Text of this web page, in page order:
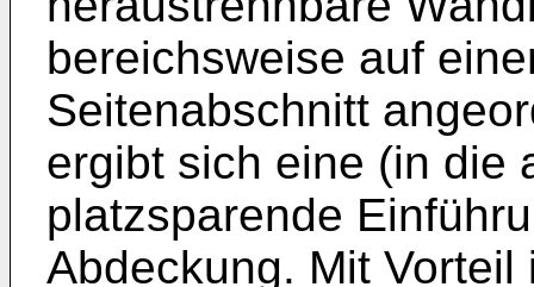
bereichsweise auf
Seitenabschnitt
ergibt sich eine (in die
platzsparende
Abdeckung. Mit